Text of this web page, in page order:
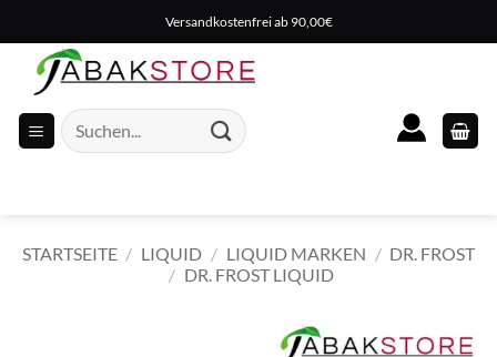
Inhalt
springen
Versandkostenfrei ab 90,00€
Suche
nach:
STARTSEITE / LIQUID / LIQUID MARKEN / DR. FROST
/ DR. FROST LIQUID